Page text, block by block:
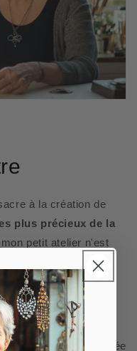
à la création de
plus précieux de la
petit atelier n'est
mais aussi d'une
l'artet les personnes
rêve - concevoir
—s'est transformée